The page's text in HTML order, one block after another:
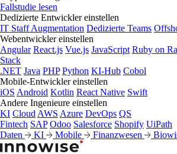
Fallstudie lesen
Dedizierte Entwickler einstellen
IT Staff Augmentation Dedizierte Teams
Webentwickler einstellen
Angular React.js Vue.js JavaScript Ruby on
Stack
.NET Java PHP Python KI-Hub Cobol
Mobile-Entwickler einstellen
iOS Android Kotlin React Native Swift
Andere Ingenieure einstellen
KI Cloud AWS Azure DevOps QS
Fintech SAP Odoo Salesforce Shopify UiPath
Daten
KI Mobile Finanzwesen